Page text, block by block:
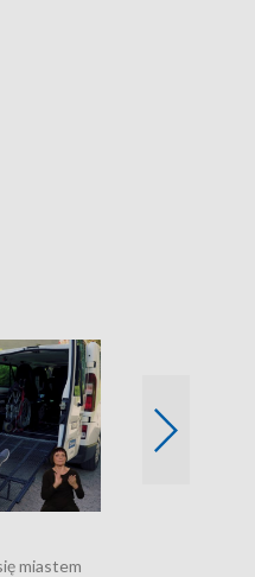
miastem